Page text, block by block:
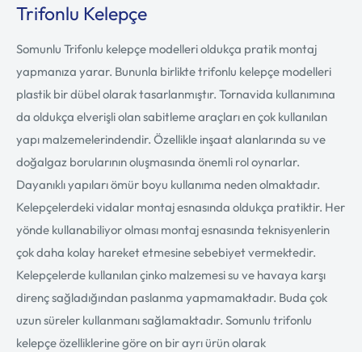
Trifonlu Kelepçe
Somunlu Trifonlu kelepçe modelleri oldukça pratik montaj
yapmanıza yarar. Bununla birlikte trifonlu kelepçe modelleri
plastik bir dübel olarak tasarlanmıştır. Tornavida kullanımına
da oldukça elverişli olan sabitleme araçları en çok kullanılan
yapı malzemelerindendir. Özellikle inşaat alanlarında su ve
doğalgaz borularının oluşmasında önemli rol oynarlar.
Dayanıklı yapıları ömür boyu kullanıma neden olmaktadır.
Kelepçelerdeki vidalar montaj esnasında oldukça pratiktir. Her
yönde kullanabiliyor olması montaj esnasında teknisyenlerin
çok daha kolay hareket etmesine sebebiyet vermektedir.
Kelepçelerde kullanılan çinko malzemesi su ve havaya karşı
direnç sağladığından paslanma yapmamaktadır. Buda çok
uzun süreler kullanmanı sağlamaktadır. Somunlu trifonlu
kelepçe özelliklerine göre on bir ayrı ürün olarak